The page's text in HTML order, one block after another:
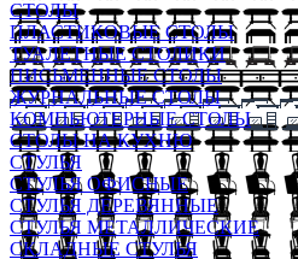
СТОЛЫ
ПЛАСТИКОВЫЕ СТОЛЫ
ТУАЛЕТНЫЕ СТОЛИКИ
ПИСЬМЕННЫЕ СТОЛЫ
ЖУРНАЛЬНЫЕ СТОЛЫ
КОМПЬЮТЕРНЫЕ СТОЛЫ
СТОЛЫ НА КУХНЮ
СТУЛЬЯ
СТУЛЬЯ ОФИСНЫЕ
СТУЛЬЯ ДЕРЕВЯННЫЕ
СТУЛЬЯ МЕТАЛЛИЧЕСКИЕ
СКЛАДНЫЕ СТУЛЬЯ